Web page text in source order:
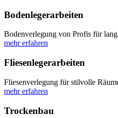
Bodenlegerarbeiten
Bodenverlegung von Profis für
mehr erfahren
Fliesenlegerarbeiten
Fliesenverlegung für stilvolle
mehr erfahren
Trockenbau